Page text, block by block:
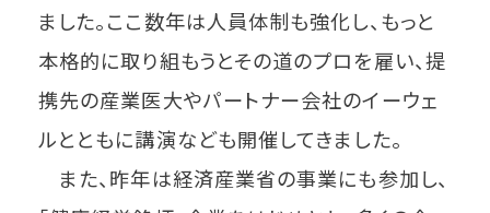
ました。ここ数年は人員体制も強化し、もっと
本格的に取り組もうとその道のプロを雇い、提
携先の産業医大やパートナー会社のイーウェ
ルとともに講演なども開催してきました。
また、昨年は経済産業省の事業にも参加し、